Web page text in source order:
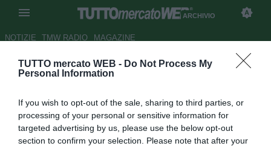
TUTTO mercato WEB - Do Not Process My
Personal Information
If you wish to opt-out of the sale, sharing to third parties, or
processing of your personal or sensitive information for
targeted advertising by us, please use the below opt-out
section to confirm your selection. Please note that after your
ARCHIVIO
NOTIZIE TMW RADIO MAGAZINE
Udinese, Pozzo: "Non
Autore Francesco Caputo
10.05.2009 10:39
vedi letture